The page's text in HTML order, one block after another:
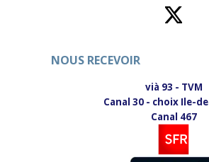
NOUS RECEVOIR
vià 93 - TVM
Canal 30 - choix Ile-
Canal 467